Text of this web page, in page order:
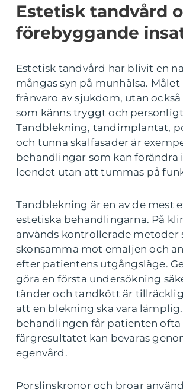
Estetisk tandvård
förebyggande
Estetisk tandvård har blivit en
mångas syn på munhälsa. Målet
frånvaro av sjukdom, utan
som känns tryggt och
Tandblekning, tandimplantat,
och tunna skalfasader är
behandlingar som kan förändra
leendet utan att tummas på
Tandblekning är en av de mest
estetiska behandlingarna. På
används kontrollerade metoder
skonsamma mot emaljen och
efter patientens utgångsläge.
göra en första undersökning
tänder och tandkött är
att en blekning ska vara
behandlingen får patienten ofta
färgresultatet kan bevaras
egenvård.
Porslinskronor och broar